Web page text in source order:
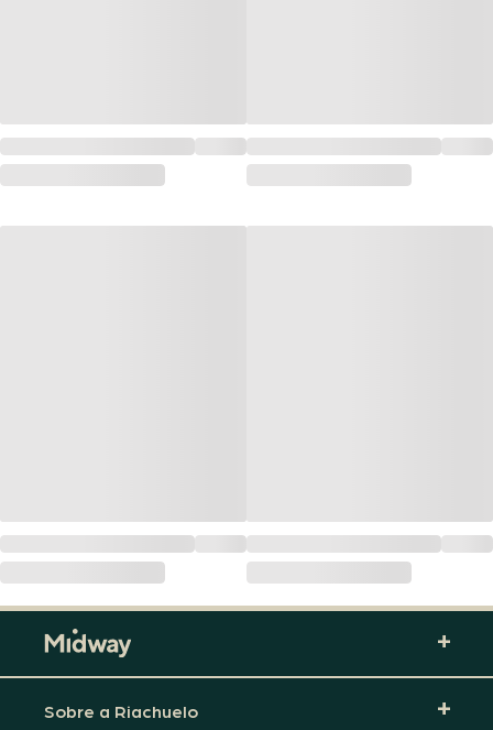
Sobre a Riachuelo